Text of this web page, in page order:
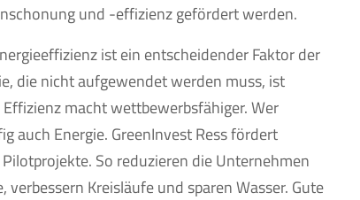
und -effizienz gefördert werden.
ist ein entscheidender Faktor der
die nicht aufgewendet werden muss, ist
macht wettbewerbsfähiger. Wer
auch Energie. GreenInvest Ress fördert
So reduzieren die Unternehmen
verbessern Kreisläufe und sparen Wasser. Gute